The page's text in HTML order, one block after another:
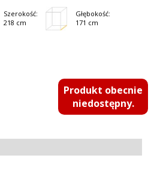
Szerokość:
218 cm
Głębokość:
171 cm
Produkt obecnie
niedostępny.